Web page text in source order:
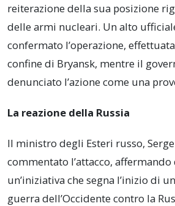
reiterazione della sua posizione
delle armi nucleari. Un alto
confermato l’operazione,
confine di Bryansk, mentre il
denunciato l’azione come una
La reazione della Russia
Il ministro degli Esteri russo,
commentato l’attacco,
un’iniziativa che segna l’inizio di
guerra dell’Occidente contro la